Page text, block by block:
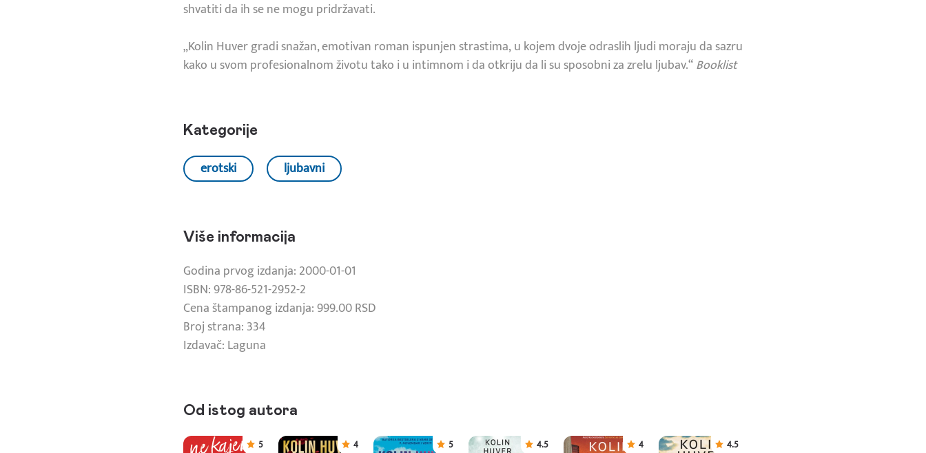
shvatiti da ih se ne mogu pridržavati.
„Kolin Huver gradi snažan, emotivan roman ispunjen strastima, u kojem dvoje odraslih ljudi moraju da sazru
kako u svom profesionalnom životu tako i u intimnom i da otkriju da li su sposobni za zrelu ljubav.“Booklist
Kategorije
erotski ljubavni
Više informacija
Godina prvog izdanja: 2000-01-01
ISBN: 978-86-521-2952-2
Cena štampanog izdanja: 999.00 RSD
Broj strana: 334
Izdavač: Laguna
Od istog autora
5 4 5 4.5 4 4.5